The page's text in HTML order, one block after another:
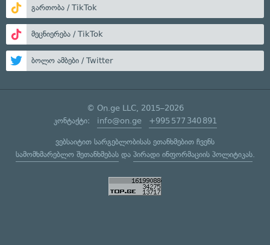
გართობა / TikTok
მეცნიერება / TikTok
ბოლო ამბები / Twitter
© On.ge LLC, 2015–2026
კონტაქტი: info@on.ge +995 577 340 891
ვებსაიტით სარგებლობისას ეთანხმებით ჩვენს
სამომხმარებლო შეთანხმებასდა პირადი ინფორმაციის პოლიტიკას.